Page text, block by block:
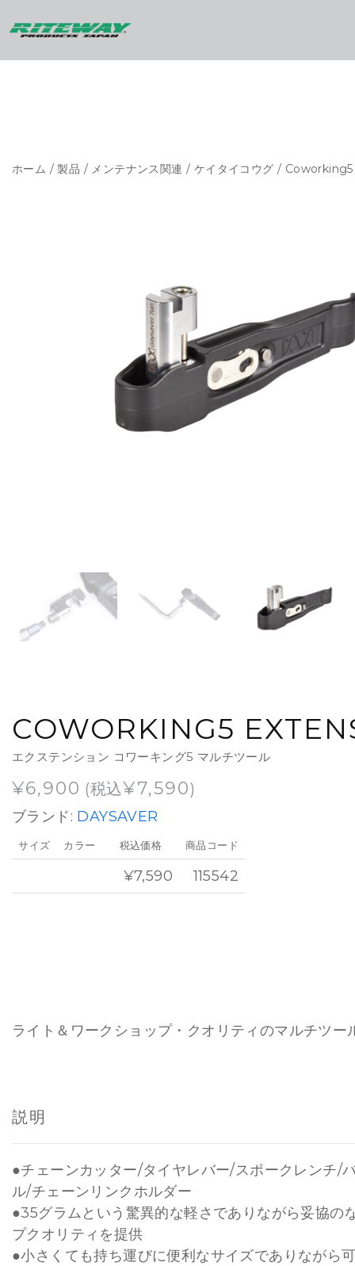
ホーム /製品 / メンテナンス関連 / ケイタイコウグ /
COWORKING5
エクステンション コワーキング5 マルチツール
¥6,900 (税込¥7,590)
ブランド: DAYSAVER
サイズ カラー 税込価格
¥7,590
商品コード
115542
ライト＆ワークショップ・クオリティのマルチツー
説明
●チェーンカッター/タイヤレバー/スポークレンチ/
ル/チェーンリンクホルダー
●35グラムという驚異的な軽さでありながら妥協の
プクオリティを提供
●小さくても持ち運びに便利なサイズでありながら